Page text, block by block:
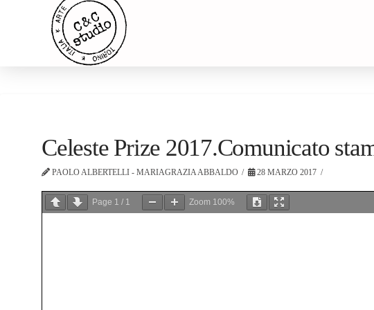
Celeste Prize 2017.Comunicato
PAOLO ALBERTELLI - MARIAGRAZIA ABBALDO 28 MARZO 2017
Page 1 / 1 Zoom 100%